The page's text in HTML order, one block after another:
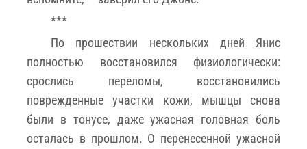
***
По прошествии нескольких дней Янис
полностью восстановился физиологически:
срослись переломы, восстановились
поврежденные участки кожи, мышцы снова
были в тонусе, даже ужасная головная боль
осталась в прошлом. О перенесенной ужасной